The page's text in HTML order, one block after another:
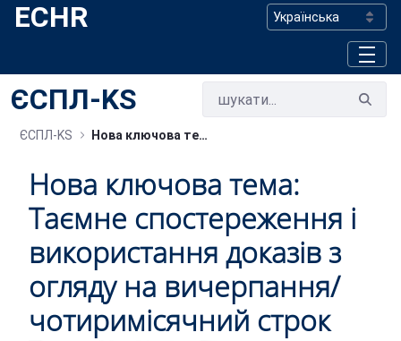
Skip to Main Content
ECHR
ЄСПЛ-KS
ЄСПЛ-KS Нова ключова тема: Таємне спостереження i використання доказів з огляду на вичерпання/чотиримісячний строк
Нова ключова тема:
Таємне спостереження i
використання доказів з
огляду на вичерпання/
чотиримісячний строк